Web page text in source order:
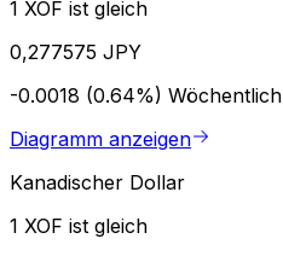
1 XOF ist gleich
0,277575 JPY
-0.0018 (0.64%) Wöchentlich
Diagramm anzeigen
Kanadischer Dollar
1 XOF ist gleich